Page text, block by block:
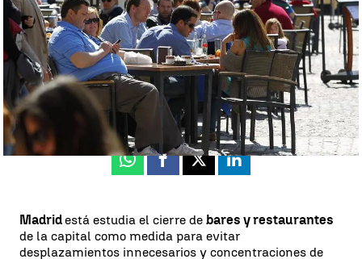
Antena 3 Noticias
Actualizado:13 de marzo de 2020, 09:59
Publicado:
13 de marzo de 2020, 09:43
Whatsapp
Facebook
X Linkedin
Madridestá estudia el cierre de bares y restaurantes
de la capital como medida para evitar
desplazamientos innecesarios y concentraciones de